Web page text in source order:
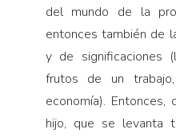
del mundo de la
entonces también de
y de significaciones
frutos de un
economía). Entonces,
hijo, que se levanta